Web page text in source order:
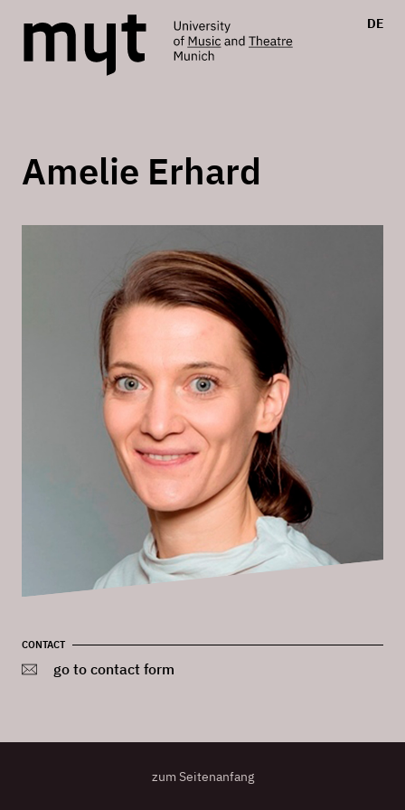
DE
Amelie Erhard
CONTACT
go to contact form
zum Seitenanfang